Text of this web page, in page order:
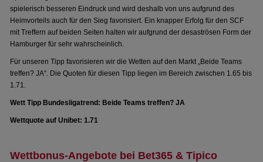
spielerisch besseren Eindruck und wird deshalb von uns aufgrund des
Heimvorteils auch für den Sieg favorisiert. Ein knapper Erfolg für den SCF
mit Treffern auf beiden Seiten halten wir aufgrund der desaströsen Form der
Hamburger für sehr wahrscheinlich.
Für unseren Tipp favorisieren wir die Wetten auf den Markt „Beide Teams
treffen? JA“. Die Quoten für diesen Tipp liegen im Bereich zwischen 1.65 bis
1.71.
Wett Tipp Bundesligatrend: Beide Teams treffen? JA
Wettquote auf Unibet: 1.71
Wettbonus-Angebote bei Bet365 & Tipico